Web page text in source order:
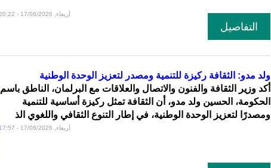
أربعاء, 17/06/2026 - 20:22
التفاصيل
ولد مدو: الثقافة ركيزة للتنمية ومصدر لتعزيز الوحدة الوطنية
أكد وزير الثقافة والفنون والاتصال والعلاقات مع البرلمان، الناطق باسم
الحكومة، الحسين ولد مدو، أن الثقافة تمثل ركيزة أساسية للتنمية
ومصدرًا لتعزيز الوحدة الوطنية، في إطار التنوع الثقافي واللغوي الذ
أربعاء, 17/06/2026 - 17:57